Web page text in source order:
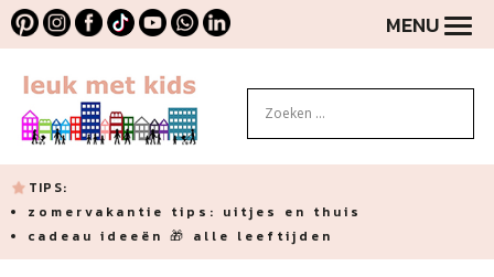
MENU
TIPS:
zomervakantie tips: uitjes en thuis
cadeau ideeën 🎁 alle leeftijden